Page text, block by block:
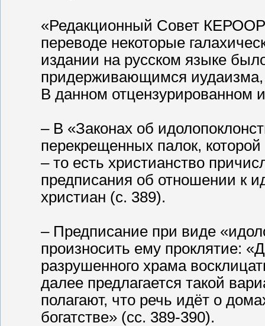
«Редакционный Совет
переводе некоторые
издании на русском языке
придерживающимся иудаизма,
В данном
– В «Законах об
перекрещенных палок,
– то есть христианство
предписания об отношении к
христиан (с. 389).
– Предписание при виде
произносить ему проклятие:
разрушенного храма
далее предлагается такой
полагают, что речь идёт о
богатстве» (сс. 389-390).